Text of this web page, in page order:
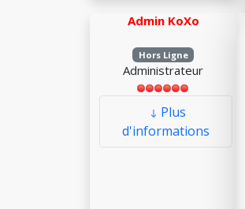
Admin KoXo
Hors Ligne
Administrateur
Plus
d'informations